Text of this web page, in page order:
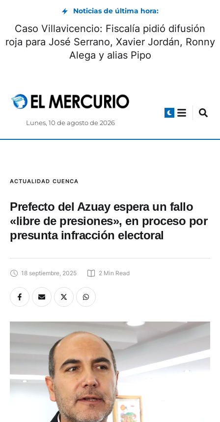
Noticias de última hora:
Caso Villavicencio: Fiscalía pidió difusión
roja para José Serrano, Xavier Jordán, Ronny
Alega y alias Pipo
Lunes, 10 de agosto de 2026
ACTUALIDAD CUENCA
Prefecto del Azuay espera un fallo
«libre de presiones», en proceso por
presunta infracción electoral
18 septiembre, 2025 2 Min Read